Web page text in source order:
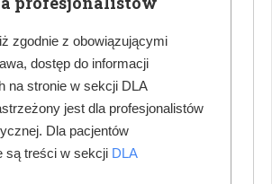
Sesje naukowe to jedno, ale co
lekarzom?
Mazowieckie Spotkania
nie tylko wiedza, ale również
stomatologicznego. Udział
i Ministerstwa Zdrowia umożliwi
stomatologii oraz kształtowaniu
zgodnie z obowiązującymi
dostęp do informacji
na stronie w sekcji DLA
jest dla profesjonalistów
Dla pacjentów
są treści w sekcji DLA